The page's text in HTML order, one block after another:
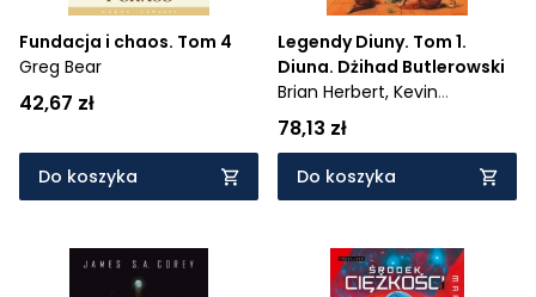
Fundacja i chaos. Tom 4
Greg Bear
42,67 zł
Do koszyka
Legendy Diuny. Tom 1.
Diuna. Dżihad Butlerowski
Brian Herbert, Kevin
Anderson
78,13 zł
Do koszyka